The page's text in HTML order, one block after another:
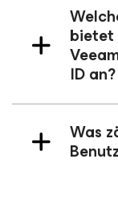
bietet
IDan?
Was